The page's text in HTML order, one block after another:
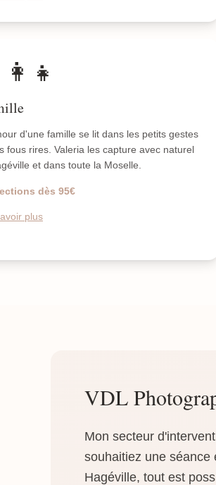
d'une famille se lit dans les petits gestes
fous rires. Valeria les capture avec naturel
et dans toute la Moselle.
dès 95€
plus
VDL
Mon secteur
souhaitiez une séance
Hagéville, tout est